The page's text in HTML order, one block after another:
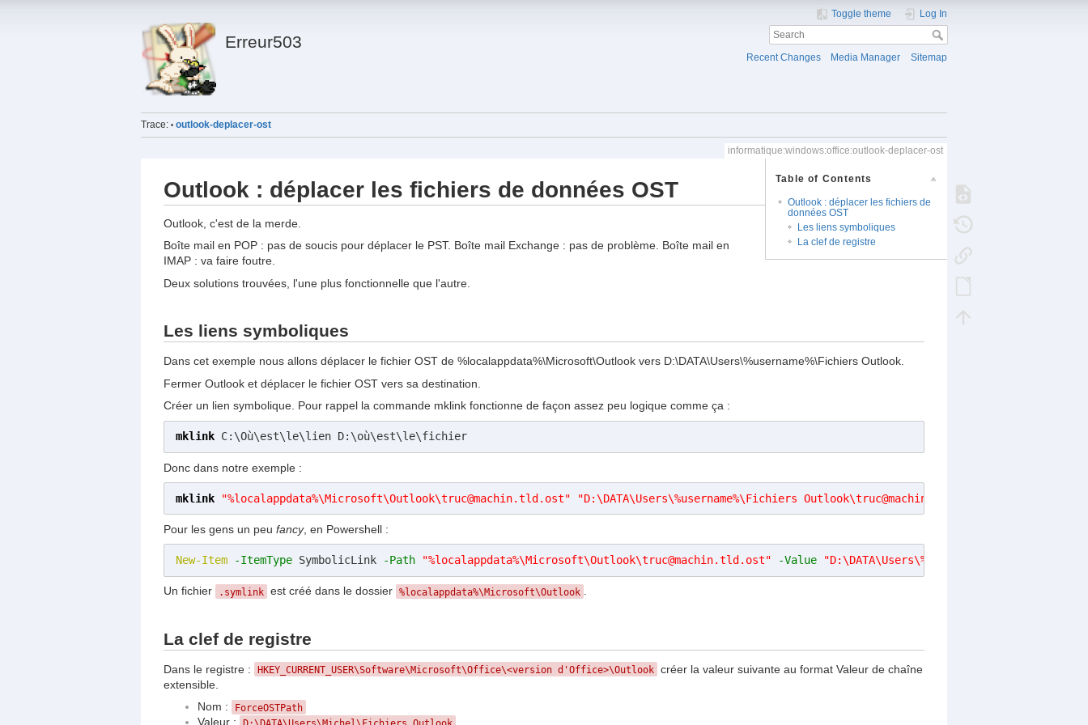
Erreur503
Toggle theme Log In
Recent Changes Media Manager Sitemap
Trace: • outlook-deplacer-ost
informatique:windows:office:outlook-deplacer-ost
Table of Contents
Outlook : déplacer les fichiers de
données OST
Les liens symboliques
La clef de registre
Outlook : déplacer les fichiers de données OST
Outlook, c'est de la merde.
Boîte mail en POP : pas de soucis pour déplacer le PST. Boîte mail Exchange : pas de problème. Boîte mail en
IMAP : va faire foutre.
Deux solutions trouvées, l'une plus fonctionnelle que l'autre.
Les liens symboliques
Dans cet exemple nous allons déplacer le fichier OST de %localappdata%\Microsoft\Outlook vers D:\DATA\Users\%username%\Fichiers Outlook.
Fermer Outlook et déplacer le fichier OST vers sa destination.
Créer un lien symbolique. Pour rappel la commande mklink fonctionne de façon assez peu logique comme ça :
mklink C:\Où\est\le\lien D:\où\est\le\fichier
Donc dans notre exemple :
mklink "%localappdata%\Microsoft\Outlook\truc@machin.tld.ost" "D:\DATA\Users\%username%\Fichiers Outlook\truc@machin.tld.ost"
Pour les gens un peufancy, en Powershell :
New-Item -ItemType SymbolicLink -Path "%localappdata%\Microsoft\Outlook\truc@machin.tld.ost" -Value "D:\DATA\Users\%username%\Fichiers
Un fichier .symlink est créé dans le dossier %localappdata%\Microsoft\Outlook .
La clef de registre
Dans le registre : HKEY_CURRENT_USER\Software\Microsoft\Office\<version d'Office>\Outlook créer la valeur suivante au format Valeur de chaîne
extensible.
Nom :
ForceOSTPath
Valeur : D:\DATA\Users\Michel\Fichiers Outlook